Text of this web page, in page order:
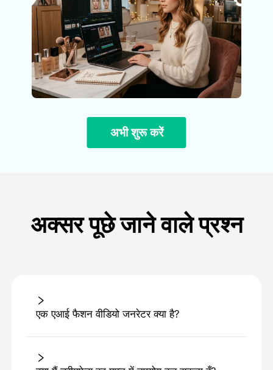
अभी शुरू करें
अक्सर पूछे जाने वाले प्रश्न
एक एआई फैशन वीडियो जनरेटर क्या है?